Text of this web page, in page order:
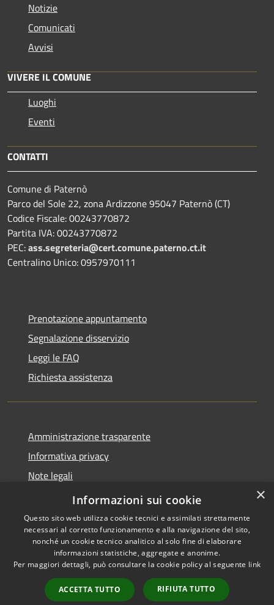
Notizie
Comunicati
Avvisi
VIVERE IL COMUNE
Luoghi
Eventi
CONTATTI
Comune di Paternò
Parco del Sole 22, zona Ardizzone 95047 Paternò (CT)
Codice Fiscale: 00243770872
Partita IVA: 00243770872
PEC:ass.segreteria@cert.comune.paterno.ct.it
Centralino Unico: 0957970111
Prenotazione appuntamento
Segnalazione disservizio
Leggi le FAQ
Richiesta assistenza
Amministrazione trasparente
Informativa privacy
Note legali
Dichiarazione di accessibilità
Accessibilità
Copyright © 2026 • Comune di
Paternò • Powered by
Municipium•
Accesso
redazione
×
Informazioni sui cookie
Questo sito web utilizza cookie tecnici e assimilati strettamente
necessari al corretto funzionamento e alla navigazione del sito,
nonché un cookie tecnico analitico al solo fine di elaborare
informazioni statistiche, aggregate e anonime.
Per maggiori dettagli, può consultare la cookie policy al seguente link
ACCETTA TUTTO RIFIUTA TUTTO